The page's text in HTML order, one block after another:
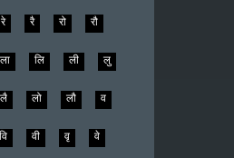
रे रै रो रौ
ला लि ली लु
लै लो लौ व
वि वी वृ वे